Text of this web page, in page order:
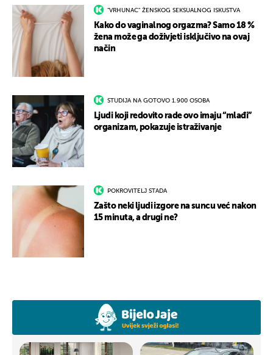
"VRHUNAC" ŽENSKOG SEKSUALNOG ISKUSTVA
Kako do vaginalnog orgazma? Samo 18 %
žena može ga doživjeti isključivo na ovaj
način
STUDIJA NA GOTOVO 1.900 OSOBA
Ljudi koji redovito rade ovo imaju “mlađi”
organizam, pokazuje istraživanje
POKROVITELJ STADA
Zašto neki ljudi izgore na suncu već nakon
15 minuta, a drugi ne?